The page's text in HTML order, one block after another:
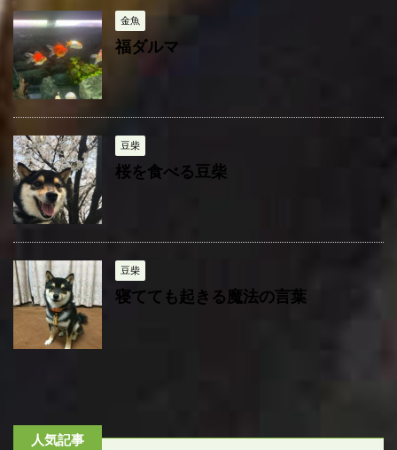
ー
金魚
福ダルマ
豆柴
桜を食べる豆柴
豆柴
寝てても起きる魔法の言葉
人気記事